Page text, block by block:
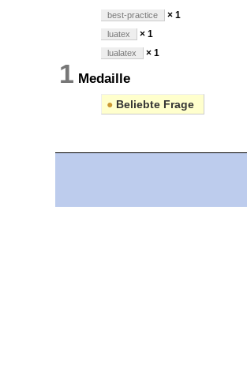
best-practice × 1
luatex × 1
lualatex × 1
1 Medaille
● Beliebte Frage